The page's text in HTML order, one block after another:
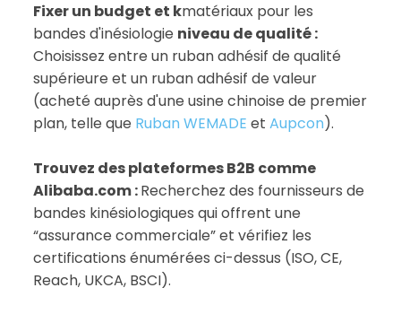
Fixer un budget et kmatériaux pour les
bandes d'inésiologie niveau de qualité :
Choisissez entre un ruban adhésif de qualité
supérieure et un ruban adhésif de valeur
(acheté auprès d'une usine chinoise de premier
plan, telle que Ruban WEMADE et Aupcon).
Trouvez des plateformes B2B comme
Alibaba.com :Recherchez des fournisseurs de
bandes kinésiologiques qui offrent une
“assurance commerciale” et vérifiez les
certifications énumérées ci-dessus (ISO, CE,
Reach, UKCA, BSCI).